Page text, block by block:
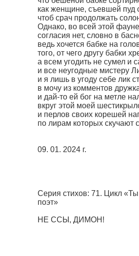
как женщине, съевшей пуд
чтоб срач продолжать
Однако, во всей этой
согласия нет, словно в
ведь хочется бабке на
того, от чего другу бабки
а всем угодить не сумел и
и все неугодные мистеру
и я лишь в угоду себе лик
в мочу из комментов
и дай-то ей бог на метле
вкруг этой моей
и перлов своих корешей
по лирам которых скучают
09. 01. 2024 г.
Серия стихов: 71. Цикл
поэт»
НЕ ССЫ, ДИМОН!